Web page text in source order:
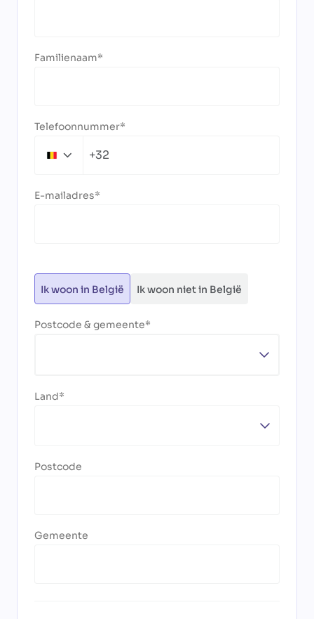
Familienaam
Telefoonnummer
Belgium+32
E-mailadres
Ik woon in België Ik woon niet in België
Postcode & gemeente
Land
Postcode
Gemeente